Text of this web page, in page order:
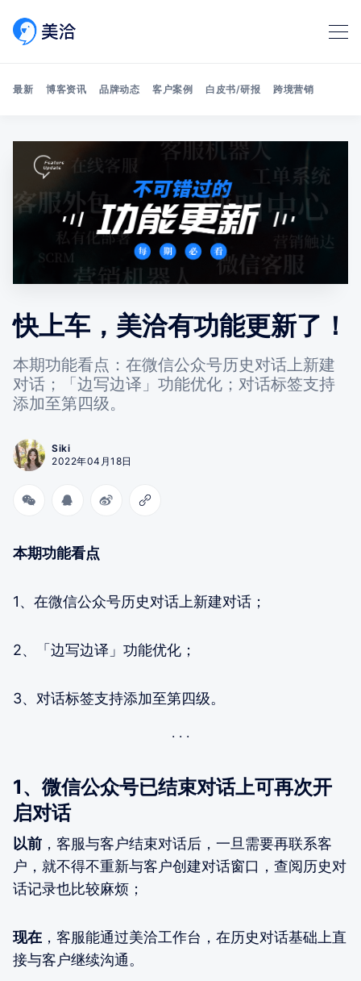
Search 美洽博客
最新 博客资讯 品牌动态 客户案例 白皮书/研报 跨境营销
快上车，美洽有功能更新了！
本期功能看点：在微信公众号历史对话上新建
对话；「边写边译」功能优化；对话标签支持
添加至第四级。
Siki
2022年04月18日
本期功能看点
1、在微信公众号历史对话上新建对话；
2、「边写边译」功能优化；
3、对话标签支持添加至第四级。
1、微信公众号已结束对话上可再次开
启对话
以前 ，客服与客户结束对话后，一旦需要再联系客
户，就不得不重新与客户创建对话窗口，查阅历史对
话记录也比较麻烦；
现在 ，客服能通过美洽工作台，在历史对话基础上直
接与客户继续沟通。